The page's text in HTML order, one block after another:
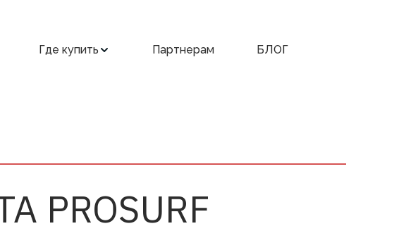
Где купить Партнерам БЛОГ
PROSURF